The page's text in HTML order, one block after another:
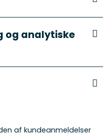
og analytiske
af kundeanmeldelser